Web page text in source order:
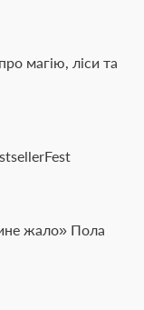
магію, ліси та
жало» Пола